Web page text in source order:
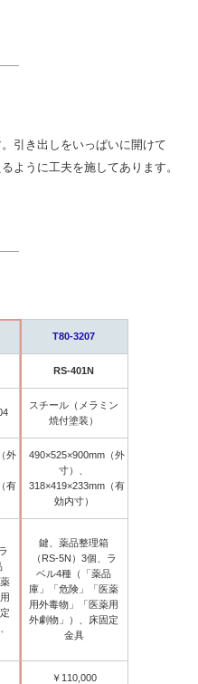
引き出しをいっぱいに開けて
ように工夫を施してあります。
T80-3207
RS-401N
スチール（メラミン
焼付塗装）
外
有
490×525×900mm（外
寸）、
318×419×233mm（有
効内寸）
鍵、薬品整理箱
（RS-5N）3個、ラ
ベル4種（「薬品
庫」「危険」「医薬
用外毒物」「医薬用
外劇物」）、床固定
金具
￥110,000